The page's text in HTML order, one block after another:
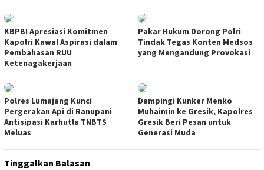
KBPBI Apresiasi Komitmen
Kapolri Kawal Aspirasi dalam
Pembahasan RUU
Ketenagakerjaan
Pakar Hukum Dorong Polri
Tindak Tegas Konten Medsos
yang Mengandung Provokasi
Polres Lumajang Kunci
Pergerakan Api di Ranupani
Antisipasi Karhutla TNBTS
Meluas
Dampingi Kunker Menko
Muhaimin ke Gresik, Kapolres
Gresik Beri Pesan untuk
Generasi Muda
Tinggalkan Balasan